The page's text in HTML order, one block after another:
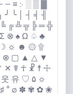
– — ≡ ჻ ░ ▒ ▓
╰ │ ┤ ╡ ╢
╔ ╩ ╦ ╠ ═ ╬
⊗ ♠️ Ω ♤ ♣️
♧ ♥️ ♡ ♦️ ♢
⊗ ▢ ▲ △ ▼
✕ ☤ ☥ ☧ ☨ ☩
° ø ✽ ✾ ✿ ❀